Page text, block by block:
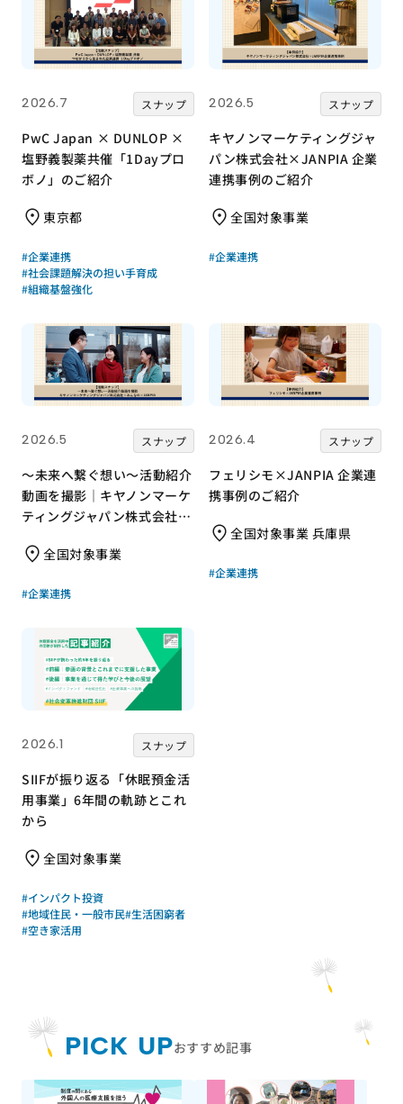
PICK UPおすすめ記事
2026.7 スナップ
PwC Japan × DUNLOP ×
塩野義製薬共催「1Dayプロ
ボノ」のご紹介
東京都
#企業連携
#社会課題解決の担い手育成
#組織基盤強化
2026.5 スナップ
キヤノンマーケティングジャ
パン株式会社×JANPIA 企業
連携事例のご紹介
全国対象事業
#企業連携
2026.5 スナップ
～未来へ繋ぐ想い～活動紹介
動画を撮影｜キヤノンマーケ
ティングジャパン株式会社×
全国対象事業
#企業連携
2026.4 スナップ
フェリシモ×JANPIA 企業連
携事例のご紹介
全国対象事業 兵庫県
#企業連携
2026.1 スナップ
SIIFが振り返る「休眠預金活
用事業」6年間の軌跡とこれ
から
全国対象事業
#インパクト投資
#地域住民・一般市民#生活困窮者
#空き家活用